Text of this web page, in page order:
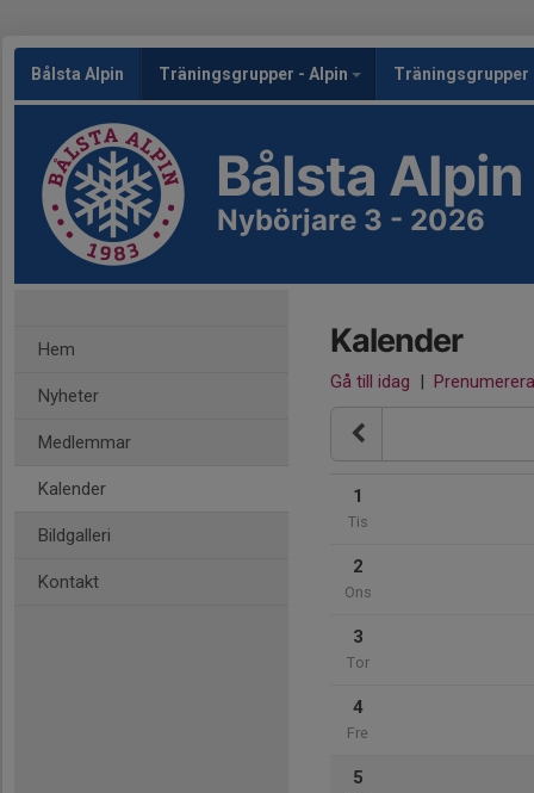
Bålsta Alpin Träningsgrupper - Alpin
Bålsta Alpin
Nybörjare 3 - 2026
Hem
Nyheter
Medlemmar
Kalender
Bildgalleri
Kontakt
Kalender
Gå till idag | Prenumerera
1
Tis
2
Ons
3
Tor
4
Fre
5